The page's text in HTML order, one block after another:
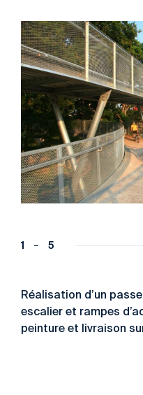
1 5
Réalisation d’un
escalier et rampes
peinture et livraison